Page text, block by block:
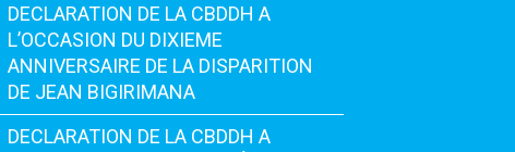
DECLARATION DE LA CBDDH A
L’OCCASION DU DIXIEME
ANNIVERSAIRE DE LA DISPARITION
DE JEAN BIGIRIMANA
DECLARATION DE LA CBDDH A